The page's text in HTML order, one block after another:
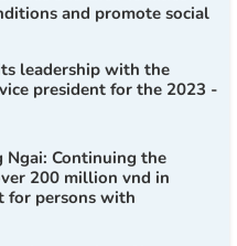
and promote social
leadership with the
president for the 2023 -
Ngai: Continuing the
200 million vnd in
for persons with